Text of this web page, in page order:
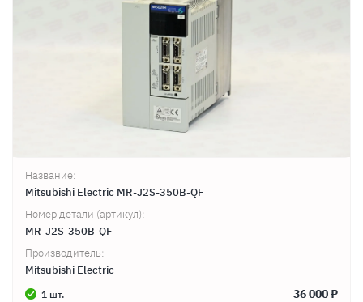
Название:
Mitsubishi Electric MR-J2S-350B-QF
Номер детали (артикул):
MR-J2S-350B-QF
Производитель:
Mitsubishi Electric
1 шт. 36 000 ₽